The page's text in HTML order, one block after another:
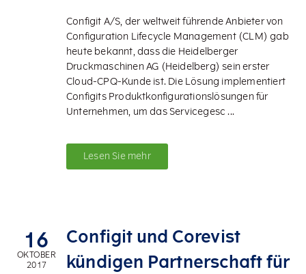
Configit A/S, der weltweit führende Anbieter von
Configuration Lifecycle Management (CLM) gab
heute bekannt, dass die Heidelberger
Druckmaschinen AG (Heidelberg) sein erster
Cloud-CPQ-Kunde ist. Die Lösung implementiert
Configits Produktkonfigurationslösungen für
Unternehmen, um das Servicegesc ...
Lesen Sie mehr
16
OKTOBER
2017
Configit und Corevist
kündigen Partnerschaft für